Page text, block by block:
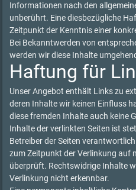
Informationen nach den
unberührt. Eine diesbezügliche
Zeitpunkt der Kenntnis einer
Bei Bekanntwerden von
werden wir diese Inhalte
Haftung für
Unser Angebot enthält Links zu
deren Inhalte wir keinen Einfluss
diese fremden Inhalte auch keine
Inhalte der verlinkten Seiten ist
Betreiber der Seiten
zum Zeitpunkt der Verlinkung auf
überprüft. Rechtswidrige Inhalte
Verlinkung nicht erkennbar.